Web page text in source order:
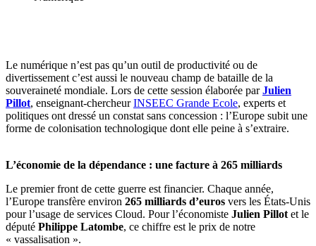
Le numérique n’est pas qu’un outil de productivité ou de
divertissement c’est aussi le nouveau champ de bataille de la
souveraineté mondiale. Lors de cette session élaborée parJulien
Pillot, enseignant-chercheurINSEEC Grande Ecole, experts et
politiques ont dressé un constat sans concession : l’Europe subit une
forme de colonisation technologique dont elle peine à s’extraire.
L’économie de la dépendance : une facture à 265 milliards
Le premier front de cette guerre est financier. Chaque année,
l’Europe transfère environ 265 milliards d’euros vers les États-Unis
pour l’usage de services Cloud. Pour l’économiste Julien Pillot et le
député Philippe Latombe, ce chiffre est le prix de notre
« vassalisation ».